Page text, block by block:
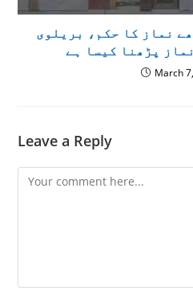
نماز کا حکم، بریلوی
پڑھنا کیسا ہے
March
Leave a Reply
Comment